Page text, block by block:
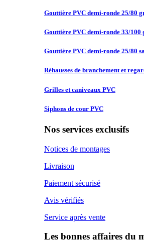
Gouttière PVC demi-ronde 25/80
Gouttière PVC demi-ronde 33/100
Gouttière PVC demi-ronde 25/80
Réhausses de branchement et
Grilles et caniveaux PVC
Siphons de cour PVC
Nos services exclusifs
Notices de montages
Livraison
Paiement sécurisé
Avis vérifiés
Service après vente
Les bonnes affaires du